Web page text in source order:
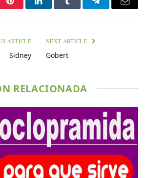
PinterestLinkedInTumblr TelegramEmail
ARTICLE
Sidney
NEXT ARTICLE
Gobert
RELACIONADA